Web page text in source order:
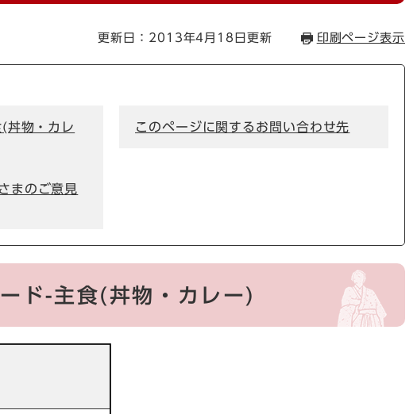
更新日：2013年4月18日更新 印刷ページ表示
丼物・カレ
このページに関するお問い合わせ先
まのご意見
ド-主食(丼物・カレー)